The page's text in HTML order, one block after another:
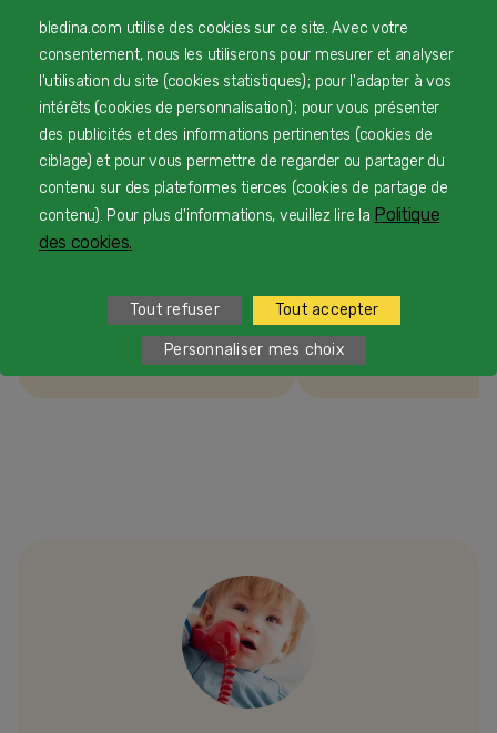
Bébé et sommeil
Hygiène de bébé
brossage des dents,
bain en toute sécurité.
bledina.com utilise des cookies sur ce site. Avec votre
consentement, nous les utiliserons pour mesurer et analyser
l'utilisation du site (cookies statistiques) ; pour l'adapter à vos
intérêts (cookies de personnalisation) ; pour vous présenter
des publicités et des informations pertinentes (cookies de
ciblage) et pour vous permettre de regarder ou partager du
contenu sur des plateformes tierces (cookies de partage de
contenu). Pour plus d'informations, veuillez lire la Politique
des cookies.
Tout refuser Tout accepter
Personnaliser mes choix